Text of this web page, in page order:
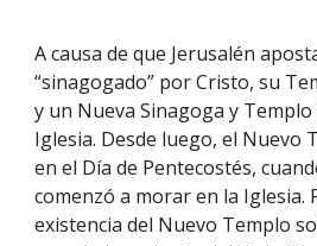
A causa de que Jerusalén
“sinagogado” por Cristo, su
y un Nueva Sinagoga y
Iglesia. Desde luego, el Nuevo
en el Día de Pentecostés,
comenzó a morar en la Iglesia.
existencia del Nuevo Templo